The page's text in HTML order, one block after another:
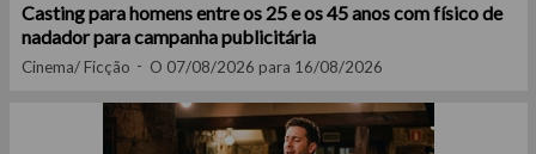
Casting para homens entre os 25 e os 45 anos com físico de
nadador para campanha publicitária
Cinema/ Ficção O 07/08/2026 para 16/08/2026